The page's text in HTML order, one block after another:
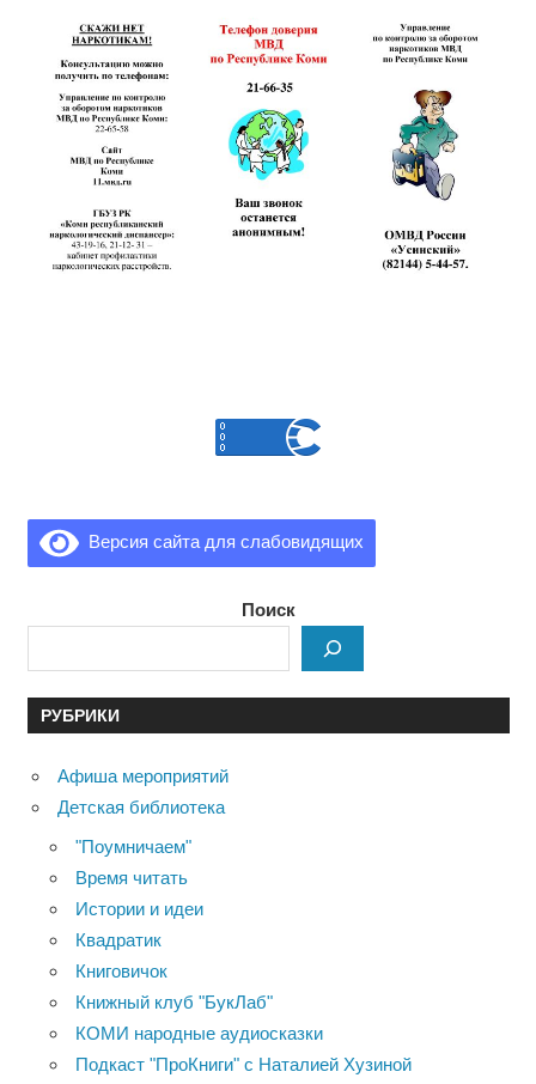
Версия сайта для слабовидящих
Поиск
РУБРИКИ
Афиша мероприятий
Детская библиотека
"Поумничаем"
Время читать
Истории и идеи
Квадратик
Книговичок
Книжный клуб "БукЛаб"
КОМИ народные аудиосказки
Подкаст "ПроКниги" с Наталией Хузиной